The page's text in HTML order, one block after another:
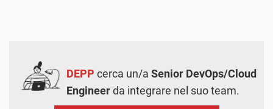
DEPP cerca un/a Senior DevOps/Cloud
Engineerda integrare nel suo team.